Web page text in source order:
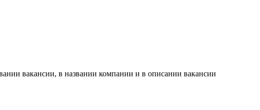
вакансии, в названии компании и в описании вакансии